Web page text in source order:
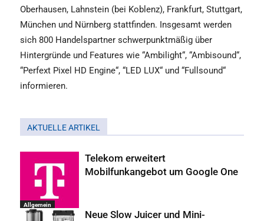
Oberhausen, Lahnstein (bei Koblenz), Frankfurt, Stuttgart,
München und Nürnberg stattfinden. Insgesamt werden
sich 800 Handelspartner schwerpunktmäßig über
Hintergründe und Features wie “Ambilight“, “Ambisound“,
“Perfext Pixel HD Engine“, “LED LUX“ und “Fullsound“
informieren.
AKTUELLE ARTIKEL
Allgemein
Telekom erweitert
Mobilfunkangebot um Google One
Neue Slow Juicer und Mini-